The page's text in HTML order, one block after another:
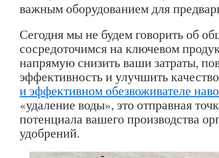
важным оборудованием для
Сегодня мы не будем говорить об
сосредоточимся на ключевом
напрямую снизить ваши затраты,
эффективность и улучшить
и эффективном обезвоживателе
«удаление воды», это отправная
потенциала вашего производства
удобрений.